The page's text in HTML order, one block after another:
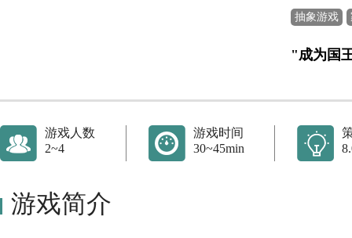
抽象游戏
"成为国
游戏人数
2~4
游戏时间
30~45min
游戏简介